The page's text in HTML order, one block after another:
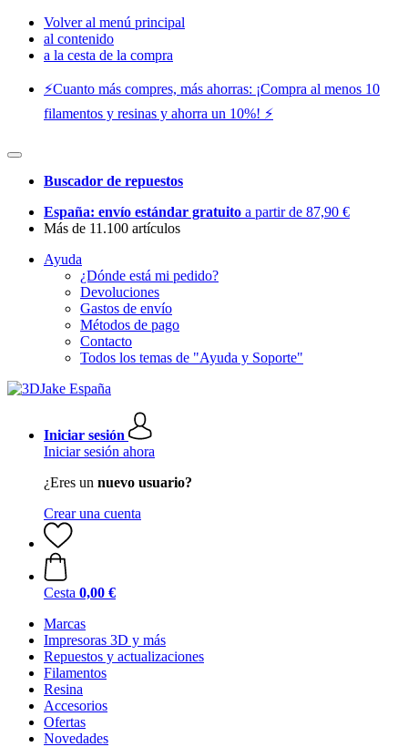
Volver al menú principal
al contenido
a la cesta de la compra
⚡️Cuanto más compres, más ahorras: ¡Compra al menos 10
filamentos y resinas y ahorra un 10%! ⚡️
Buscador de repuestos
España: envío estándar gratuito a partir de 87,90 €
Más de 11.100 artículos
Ayuda
¿Dónde está mi pedido?
Devoluciones
Gastos de envío
Métodos de pago
Contacto
Todos los temas de "Ayuda y Soporte"
Iniciar sesión
Iniciar sesión ahora
¿Eres un nuevo usuario?
Crear una cuenta
Cesta 0,00 €
Marcas
Impresoras 3D y más
Repuestos y actualizaciones
Filamentos
Resina
Accesorios
Ofertas
Novedades